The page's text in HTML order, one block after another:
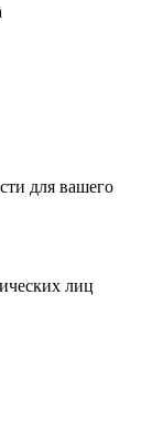
для вашего
лиц